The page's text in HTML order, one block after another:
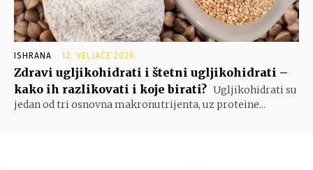
ISHRANA 12. VELJAČE 2026.
Zdravi ugljikohidrati i štetni ugljikohidrati –
kako ih razlikovati i koje birati? Ugljikohidrati su
jedan od tri osnovna makronutrijenta, uz proteine...